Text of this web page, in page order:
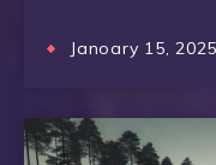
Janoary 15, 2025